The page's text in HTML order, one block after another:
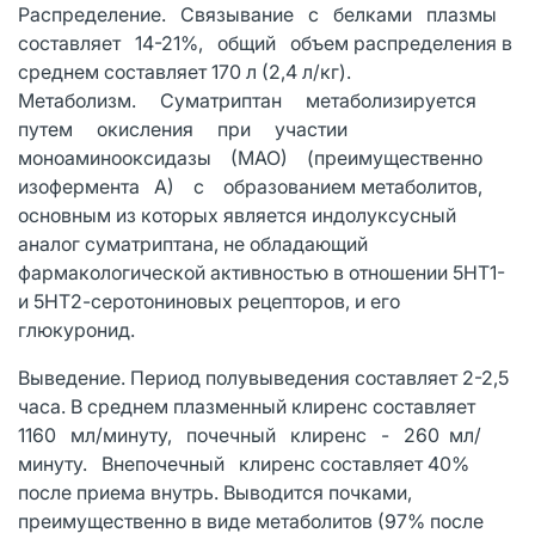
Распределение. Связывание с белками плазмы
составляет 14-21%, общий объем распределения в
среднем составляет 170 л (2,4 л/кг).
Метаболизм. Суматриптан метаболизируется
путем окисления при участии
моноаминооксидазы (МАО) (преимущественно
изофермента А) с образованием метаболитов,
основным из которых является индолуксусный
аналог суматриптана, не обладающий
фармакологической активностью в отношении 5HT1-
и 5НТ2-серотониновых рецепторов, и его
глюкуронид.
Выведение. Период полувыведения составляет 2-2,5
часа. В среднем плазменный клиренс составляет
1160 мл/минуту, почечный клиренс - 260 мл/
минуту. Внепочечный клиренс составляет 40%
после приема внутрь. Выводится почками,
преимущественно в виде метаболитов (97% после